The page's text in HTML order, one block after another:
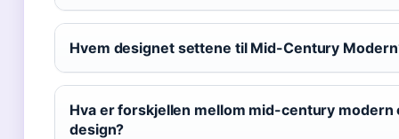
Hvem designet settene til Mid-Century
Hva er forskjellen mellom mid-century modern
design?